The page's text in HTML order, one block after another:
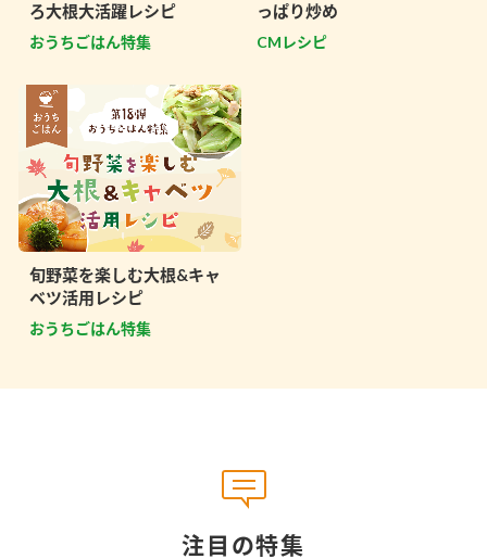
ろ大根大活躍レシピ
おうちごはん特集
っぱり炒め
CMレシピ
旬野菜を楽しむ大根&キャ
ベツ活用レシピ
おうちごはん特集
注目の特集